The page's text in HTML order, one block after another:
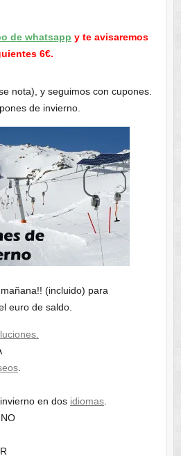
de whatsapp y te avisaremos
6€.
nota), y seguimos con cupones.
de invierno.
(incluido) para
euro de saldo.
.
en dos idiomas.